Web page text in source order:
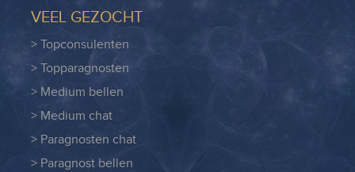
VEEL GEZOCHT
> Topconsulenten
> Topparagnosten
> Medium bellen
> Medium chat
> Paragnosten chat
> Paragnost bellen